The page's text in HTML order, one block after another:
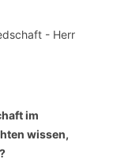
im
wissen,